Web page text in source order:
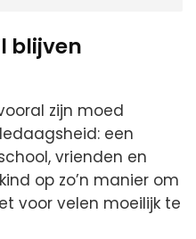
blijven
zijn moed
een
vrienden en
op zo’n manier om
voor velen moeilijk te